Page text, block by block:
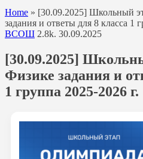
Home » [30.09.2025] Школьный
задания и ответы для 8 класса 1
ВСОШ 2.8k. 30.09.2025
[30.09.2025]
Физике задания и
1 группа 2025-2026 г.